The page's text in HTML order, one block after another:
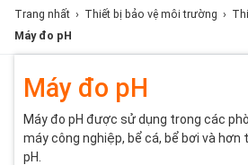
Trang nhất › Thiết bị bảo vệ môi trường ›
Máy đo pH
Máy đo pH
Máy đo pH được sử dụng trong các
máy công nghiệp, bể cá, bể bơi và hơn
pH.